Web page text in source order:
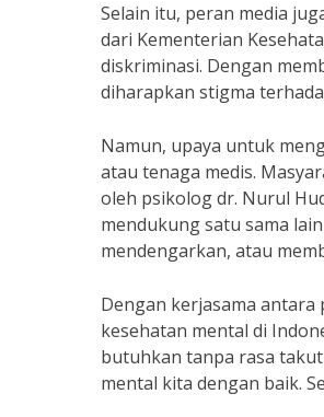
Selain itu, peran media
dari Kementerian
diskriminasi. Dengan
diharapkan stigma
Namun, upaya untuk
atau tenaga medis.
oleh psikolog dr. Nurul
mendukung satu sama
mendengarkan, atau
Dengan kerjasama antara
kesehatan mental di
butuhkan tanpa rasa
mental kita dengan baik.